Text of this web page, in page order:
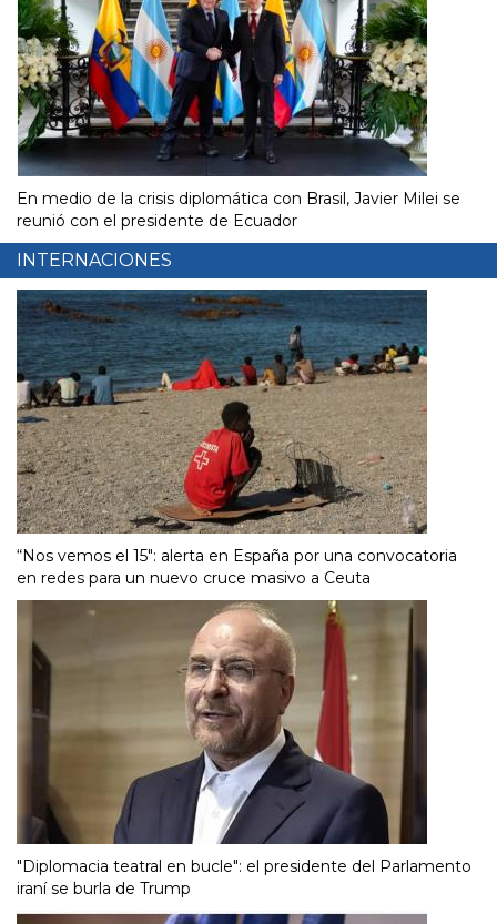
En medio de la crisis diplomática con Brasil, Javier Milei se
reunió con el presidente de Ecuador
INTERNACIONES
“Nos vemos el 15″: alerta en España por una convocatoria
en redes para un nuevo cruce masivo a Ceuta
"Diplomacia teatral en bucle": el presidente del Parlamento
iraní se burla de Trump